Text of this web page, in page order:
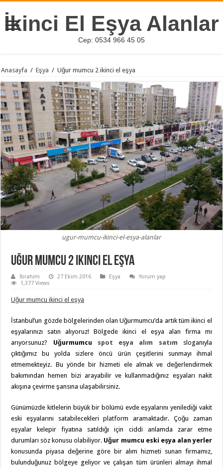
İkinci El Eşya Alanlar
Cep: 0534 966 45 05
Anasayfa / Eşya / Uğur mumcu 2 ikinci el eşya
ugur-mumcu-ikinci-el-esya-alanlar
Uğur mumcu 2 ikinci el eşya
İbrahim 27 Ekim 2016 Eşya
Yorum yap
1,377 Views
Uğur mumcu ikinci el eşya
İstanbul’un gözde bölgelerinden olan Uğurmumcu’da artık tüm ikinci el
eşyalarınızı satın alıyoruz! Bölgede ikinci el eşya alan firma mı
arıyorsunuz? Uğurmumcu spot eşya alım satım sloganıyla
çıktığımız bu yolda sizlere öncü ürün çeşitlerini sunmayı ihmal
etmemekteyiz. Bu yönde bir hizmeti ele almak ve değerlendirmek
bakımından hemen bizi arayabilir ve kullanmadığınız eşyaları nakit
akışına çevirme şansına ulaşabilirsiniz.
Günümüzde kitlelerin büyük bir bölümü evde eşyalarını yenilediği vakit
eski eşyalarını satabilecekleri platform aramaktadır. Çoğu zaman
eşyalar kelepir fiyatına satıldığı için ciddi anlamda zarar etme
durumları söz konusu olabiliyor. Uğur mumcu eski eşya alan yerler
konusunda piyasa değerine göre bir alım hizmeti sunan firmamız,
bulunduğunuz bölgeye geliyor ve çalışan tüm ürünleri almayı ihmal